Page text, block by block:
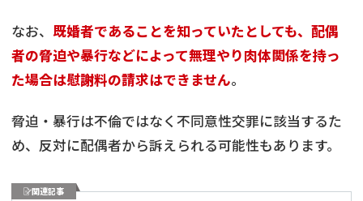
なお、 既婚者であることを知っていたとしても、配偶
者の脅迫や暴行などによって無理やり肉体関係を持っ
た場合は慰謝料の請求はできません。
脅迫・暴行は不倫ではなく不同意性交罪に該当するた
め、反対に配偶者から訴えられる可能性もあります。
関連記事